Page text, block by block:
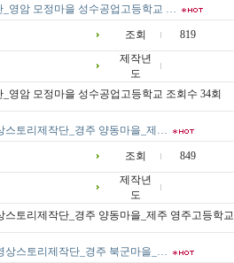
영암 모정마을 성수공업고등학교 …
조회 819
제작년
도
영암 모정마을 성수공업고등학교 조회수 34회
스토리제작단_경주 양동마을_제…
조회 849
제작년
도
토리제작단_경주 양동마을_제주 영주고등학교
상스토리제작단_경주 북군마을_…